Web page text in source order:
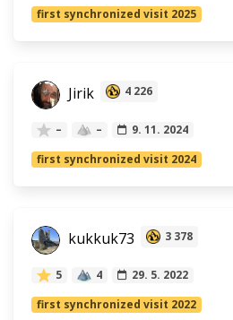
first synchronized visit 2025
Jirik 4 226
– –
9. 11. 2024
first synchronized visit 2024
kukkuk73 3 378
5 4
29. 5. 2022
first synchronized visit 2022